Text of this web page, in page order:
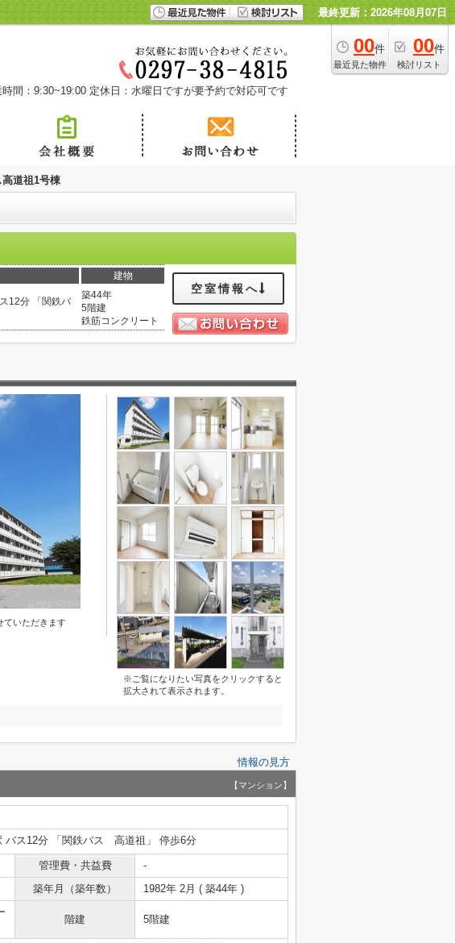
最終更新：2026年08月07日
00件
最近見た物件
00件
検討リスト
時間：9:30~19:00 定休日：水曜日ですが要予約で対応可です
道祖1号棟
建物
12分 「関鉄バ
築44年
5階建
鉄筋コンクリート
空室情報へ
ていただきます
※ご覧になりたい写真をクリックすると
拡大されて表示されます。
情報の見方
【マンション】
バス12分 「関鉄バス 高道祖」 停歩6分
管理費・共益費
-
築年月（築年数） 1982年 2月 ( 築44年 )
階建 5階建